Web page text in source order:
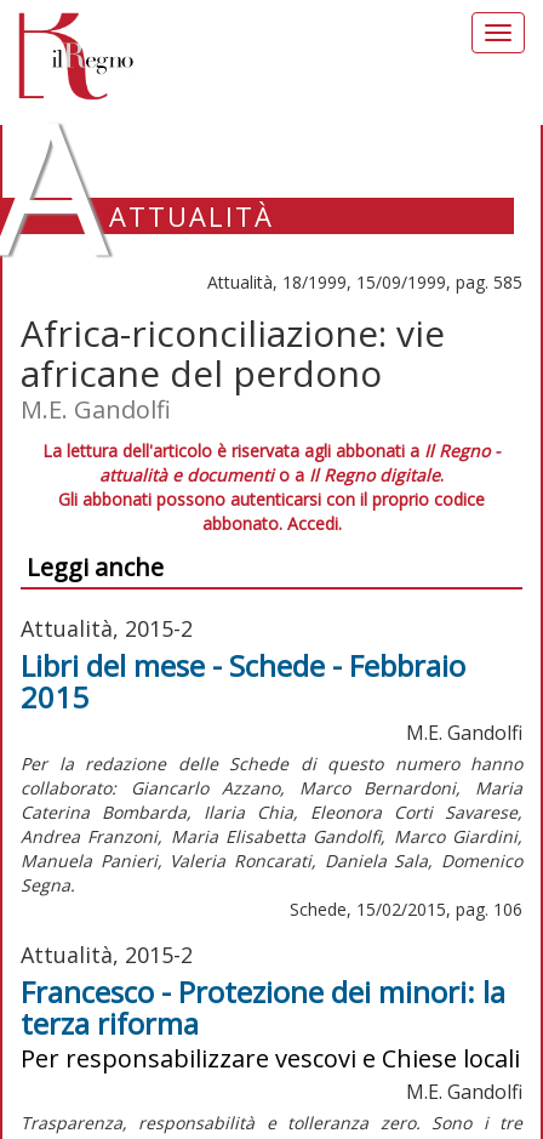
ATTUALITÀ
Attualità, 18/1999, 15/09/1999, pag. 585
Africa-riconciliazione: vie
africane del perdono
M.E. Gandolfi
La lettura dell'articolo è riservata agli abbonati a Il Regno -
attualità e documentio a Il Regno digitale.
Gli abbonati possono autenticarsi con il proprio codice
abbonato. Accedi.
Leggi anche
Attualità, 2015-2
Libri del mese - Schede - Febbraio
2015
M.E. Gandolfi
Per la redazione delle Schede di questo numero hanno
collaborato: Giancarlo Azzano, Marco Bernardoni, Maria
Caterina Bombarda, Ilaria Chia, Eleonora Corti Savarese,
Andrea Franzoni, Maria Elisabetta Gandolfi, Marco Giardini,
Manuela Panieri, Valeria Roncarati, Daniela Sala, Domenico
Segna.
Schede, 15/02/2015, pag. 106
Attualità, 2015-2
Francesco - Protezione dei minori: la
terza riforma
Per responsabilizzare vescovi e Chiese locali
M.E. Gandolfi
Trasparenza, responsabilità e tolleranza zero. Sono i tre